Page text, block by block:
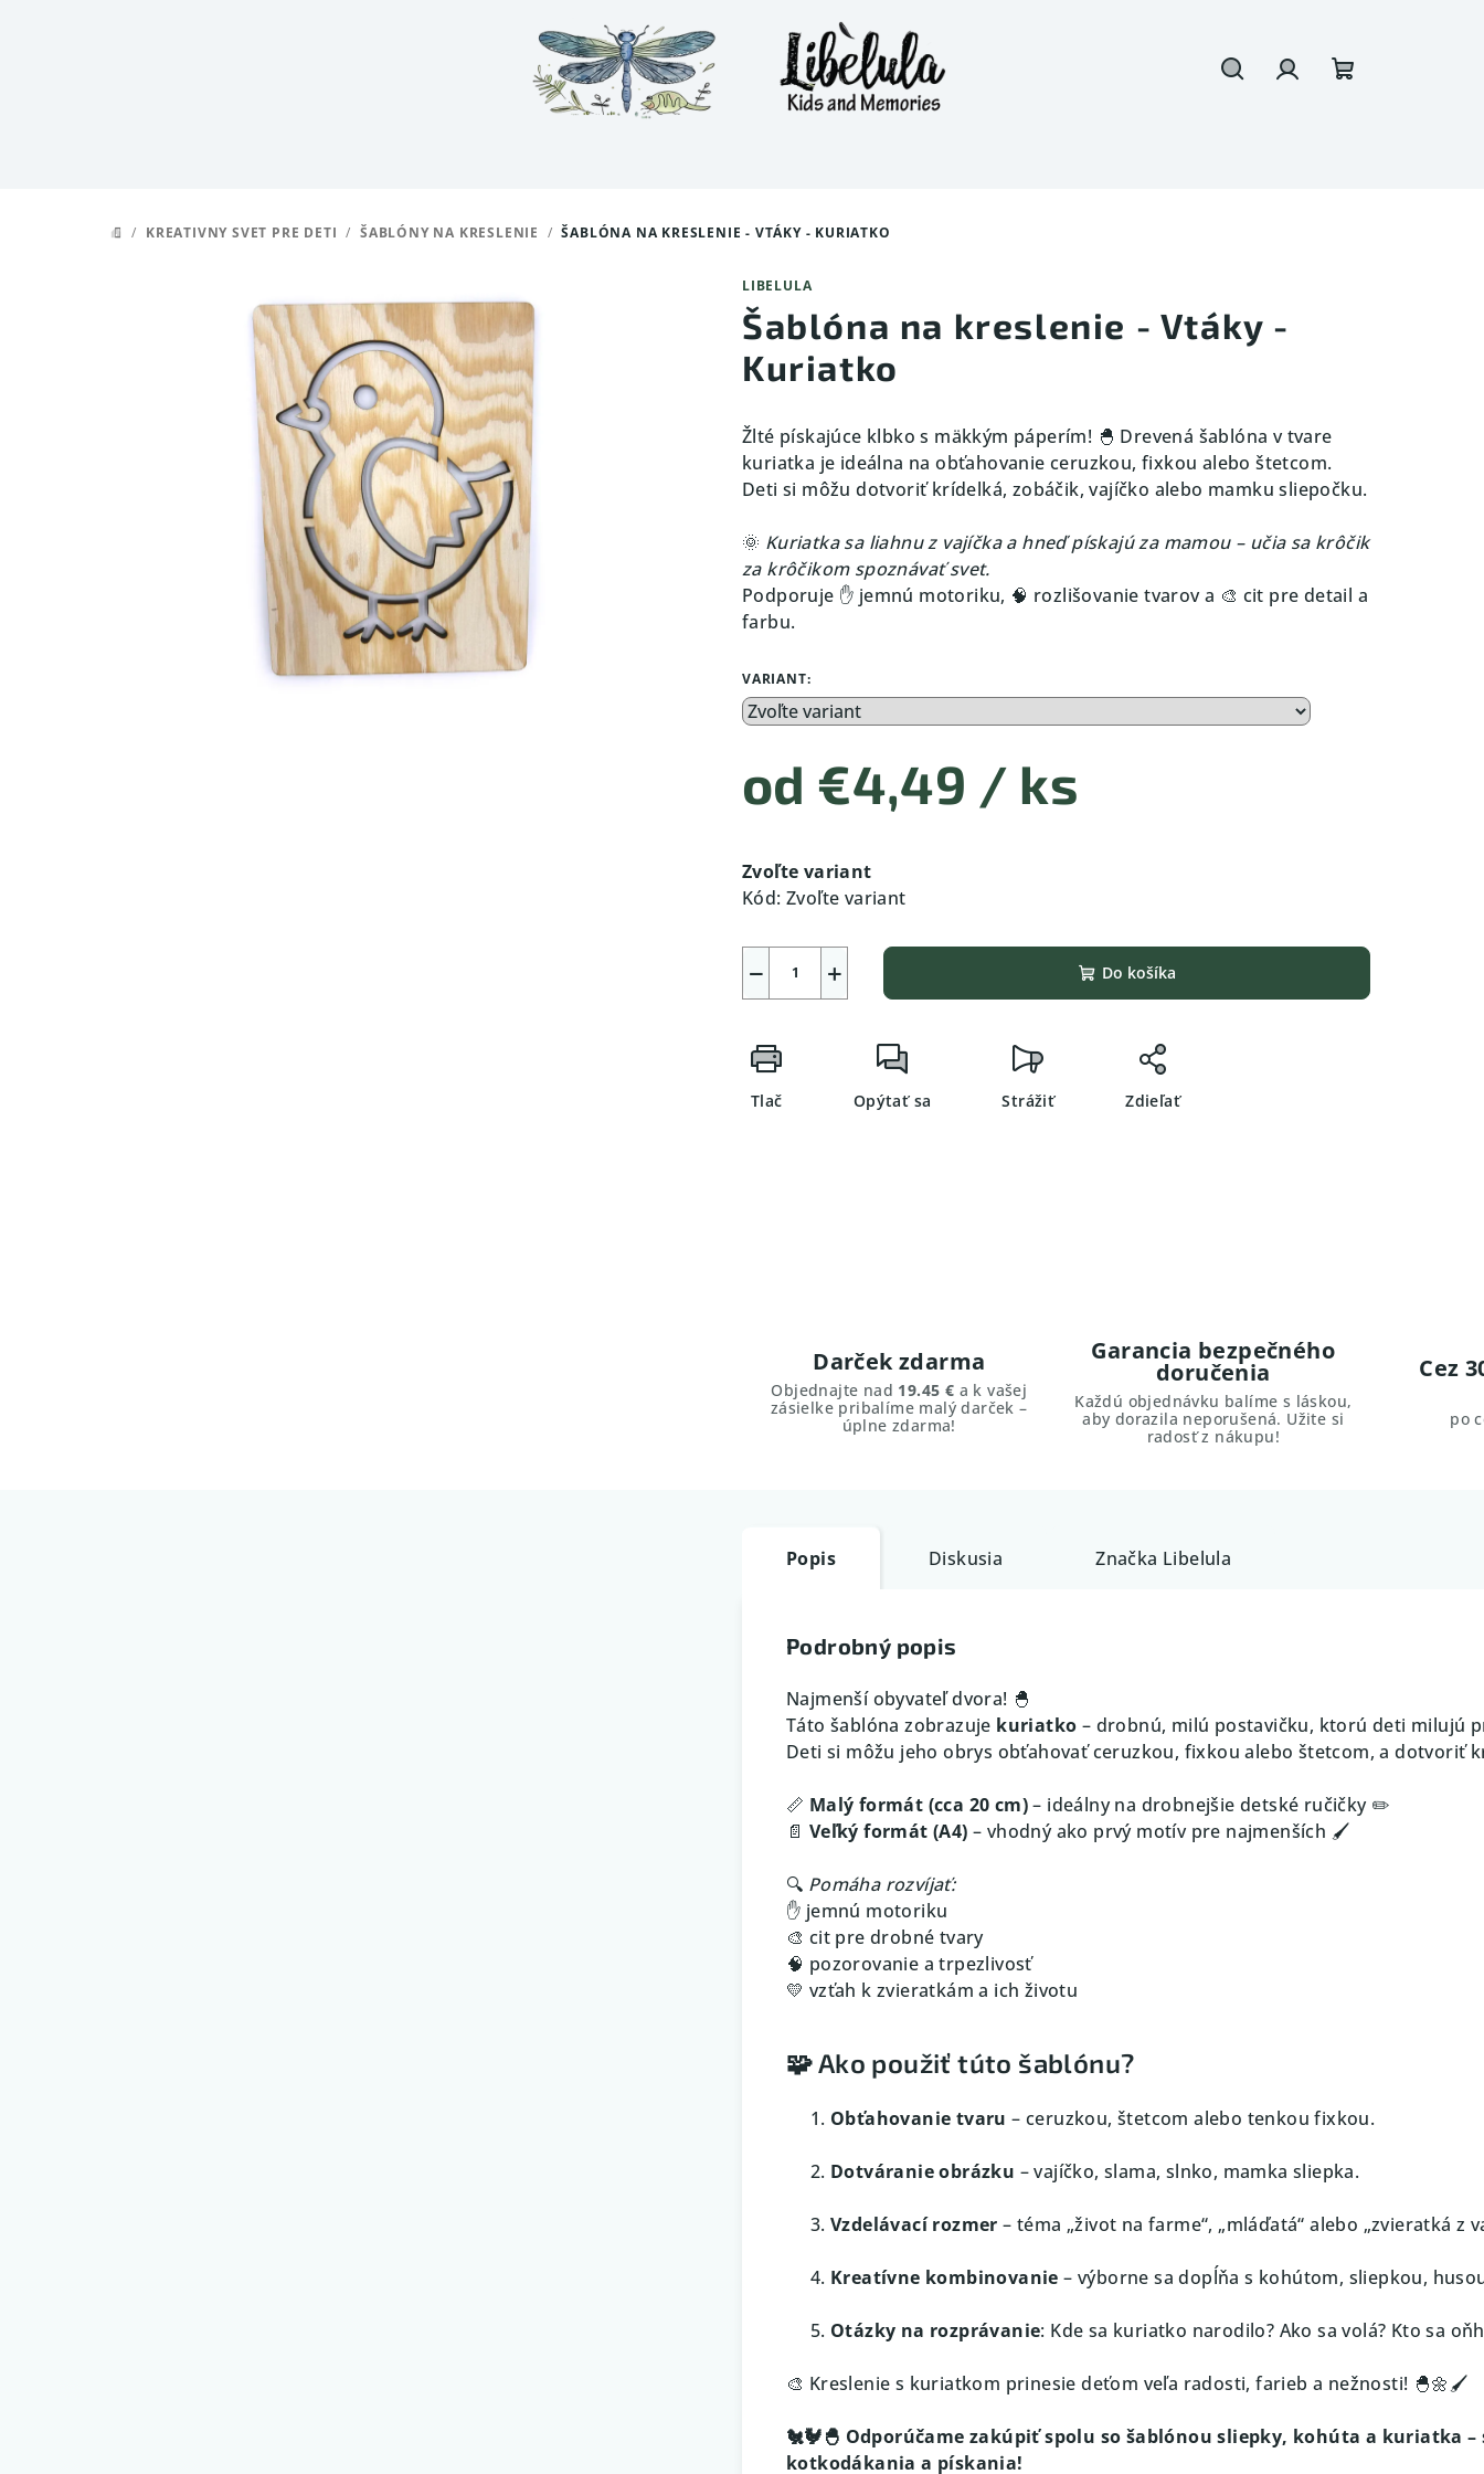
DOMOV
/ KREATIVNY SVET PRE DETI / ŠABLÓNY NA KRESLENIE / ŠABLÓNA NA KRESLENIE - VTÁKY - KURIATKO
LIBELULA
Šablóna na kreslenie - Vtáky -
Kuriatko
Žlté pískajúce klbko s mäkkým páperím! 🐣 Drevená šablóna v tvare
kuriatka je ideálna na obťahovanie ceruzkou, fixkou alebo štetcom.
Deti si môžu dotvoriť krídelká, zobáčik, vajíčko alebo mamku sliepočku.
🌞 Kuriatka sa liahnu z vajíčka a hneď pískajú za mamou – učia sa krôčik
za krôčikom spoznávať svet.
Podporuje ✋ jemnú motoriku, 🧠 rozlišovanie tvarov a 🎨 cit pre detail a
farbu.
VARIANT:
od €4,49 / ks
cena:
Zvoľte variant
Kód: Zvoľte variant
+
− Do košíka
Tlač Opýtať sa Strážiť Zdieľať
Darček zdarma
Objednajte nad 19.45 € a k vašej
zásielke pribalíme malý darček –
úplne zdarma!
Garancia bezpečného
doručenia
Každú objednávku balíme s láskou,
aby dorazila neporušená. Užite si
radosť z nákupu!
Cez
po
Popis Diskusia Značka Libelula
Podrobný popis
Najmenší obyvateľ dvora! 🐣
Táto šablóna zobrazuje kuriatko – drobnú, milú postavičku, ktorú deti milujú
Deti si môžu jeho obrys obťahovať ceruzkou, fixkou alebo štetcom, a dotvoriť
📏 Malý formát (cca 20 cm)– ideálny na drobnejšie detské ručičky ✏️
📄 Veľký formát (A4) – vhodný ako prvý motív pre najmenších 🖌️
🔍 Pomáha rozvíjať:
✋ jemnú motoriku
🎨 cit pre drobné tvary
🧠 pozorovanie a trpezlivosť
💛 vzťah k zvieratkám a ich životu
🧩 Ako použiť túto šablónu?
Obťahovanie tvaru – ceruzkou, štetcom alebo tenkou fixkou.
Dotváranie obrázku – vajíčko, slama, slnko, mamka sliepka.
Vzdelávací rozmer – téma „život na farme“, „mláďatá“ alebo „zvieratká z
Kreatívne kombinovanie – výborne sa dopĺňa s kohútom, sliepkou,
Otázky na rozprávanie: Kde sa kuriatko narodilo? Ako sa volá? Kto sa
🎨 Kreslenie s kuriatkom prinesie deťom veľa radosti, farieb a nežnosti! 🐣🌼🖌️
🐔🐓🐣 Odporúčame zakúpiť spolu so šablónou sliepky, kohúta a kuriatka
kotkodákania a pískania!